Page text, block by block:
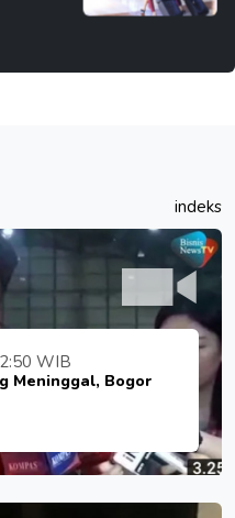
indeks
WIB
Meninggal, Bogor